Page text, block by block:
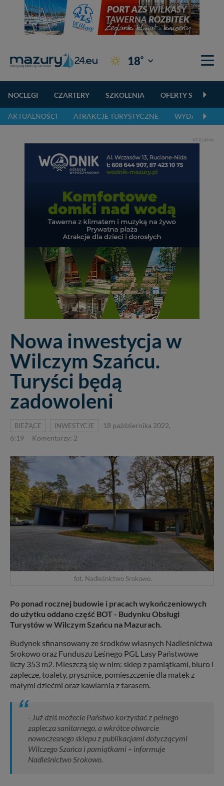
18° Giżycko
NOCLEGI CZARTERY SZKOLENIA OFERTY
AKTUALNOŚCI ATRAKCJE TURYSTYCZNE WYDARZENIA
REKLAMA
Nowa inwestycja w
Wilczym Szańcu.
Turyści będą
zadowoleni
BIEŻĄCE INWESTYCJE
18 października 2022,
6:19
Komentarzy: 2
fot. Nadleśnictwo Srokowo.
Po ponad rocznej budowie i pracach wykończeniowych
do użytku oddano część BOT - Budynku Obsługi
Turystów w Wilczym Szańcu na Mazurach.
Budynek sfinansowany ze środków własnych Nadleśnictwa
Srokowo oraz Funduszu Leśnego PGL Lasy Państwowe
liczy 353 m2. Mieszczą się w nim: sklep z pamiątkami, biuro i
zaplecze, toalety, prysznice, pomieszczenie dla matek z
małymi dziećmi oraz kawiarnia z tarasem.
- Już dziś możecie Państwo korzystać z pełnego
zaplecza sanitarnego, a wkrótce otwarcie
nowoczesnego sklepu z publikacjami dotyczącymi
Wilczego Szańca i pamiątkami – informuje
Nadleśnictwo Srokowo.